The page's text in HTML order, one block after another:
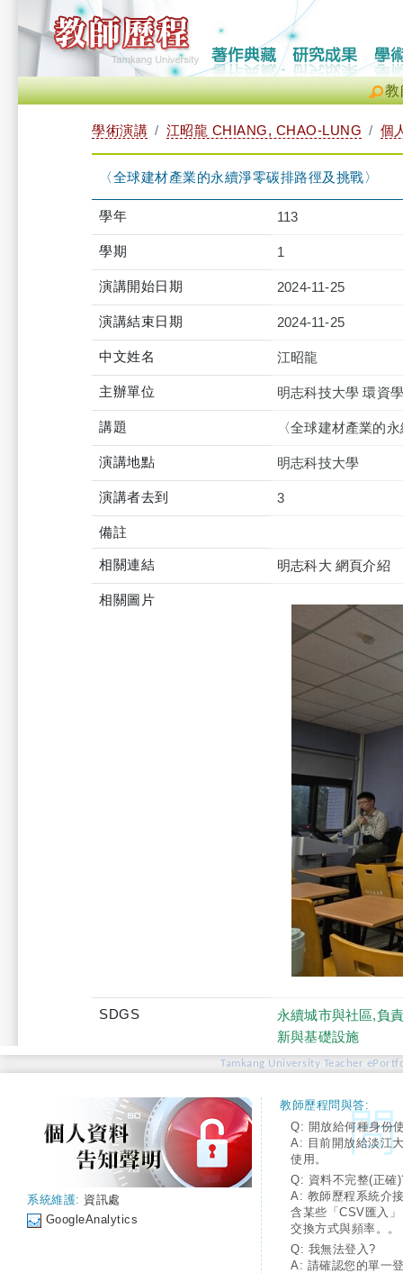
教
學術演講 江昭龍 CHIANG, CHAO-LUNG 個
〈全球建材產業的永續淨零碳排路徑及挑戰〉
學年 113
學期 1
演講開始日期 2024-11-25
演講結束日期 2024-11-25
中文姓名 江昭龍
主辦單位 明志科技大學 環資
講題 〈全球建材產業的
演講地點 明志科技大學
演講者去到 3
備註
相關連結 明志科大 網頁介紹
相關圖片
SDGS
永續城市與社區,負
新與基礎設施
Tamkang University Teacher
系統維護: 資訊處
GoogleAnalytics
教師歷程問與答:
Q: 開放給何種身份
A: 目前開放給淡江
使用。
Q: 資料不完整(正確
A: 教師歷程系統介
含某些「CSV匯入
交換方式與頻率。。
Q: 我無法登入?
A: 請確認您的單一